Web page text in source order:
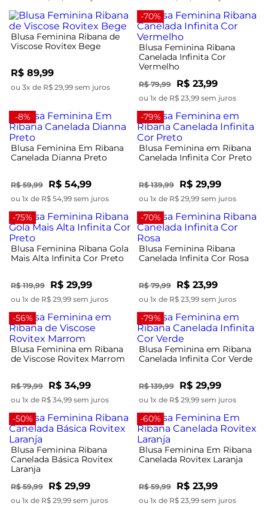
Blusa Feminina Ribana de
Viscose Rovitex Bege
R$ 89,99
ou 3x de R$ 29,99 sem juros
-70%
Blusa Feminina Ribana
Canelada Infinita Cor
Vermelho
R$ 79,99 R$ 23,99
ou 1x de R$ 23,99 sem juros
-8%
Blusa Feminina Em Ribana
Canelada Dianna Preto
R$ 59,99 R$ 54,99
ou 1x de R$ 54,99 sem juros
-79%
Blusa Feminina em Ribana
Canelada Infinita Cor Preto
R$ 139,99 R$ 29,99
ou 1x de R$ 29,99 sem juros
-75%
Blusa Feminina Ribana Gola
Mais Alta Infinita Cor Preto
R$ 119,99 R$ 29,99
ou 1x de R$ 29,99 sem juros
-70%
Blusa Feminina Ribana
Canelada Infinita Cor Rosa
R$ 79,99 R$ 23,99
ou 1x de R$ 23,99 sem juros
-56%
Blusa Feminina em Ribana
de Viscose Rovitex Marrom
R$ 79,99 R$ 34,99
ou 1x de R$ 34,99 sem juros
-79%
Blusa Feminina em Ribana
Canelada Infinita Cor Verde
R$ 139,99 R$ 29,99
ou 1x de R$ 29,99 sem juros
-50%
Blusa Feminina Ribana
Canelada Básica Rovitex
Laranja
R$ 59,99 R$ 29,99
ou 1x de R$ 29,99 sem juros
-60%
Blusa Feminina Em Ribana
Canelada Rovitex Laranja
R$ 59,99 R$ 23,99
ou 1x de R$ 23,99 sem juros